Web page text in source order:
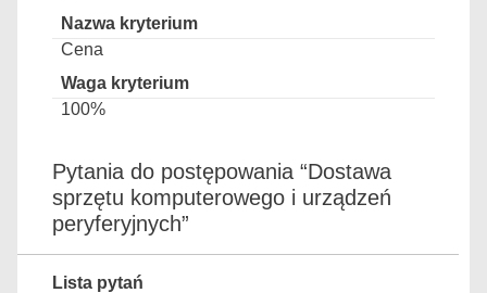
Cena
100%
Pytania do postępowania “Dostawa
sprzętu komputerowego i urządzeń
peryferyjnych”
Lista pytań